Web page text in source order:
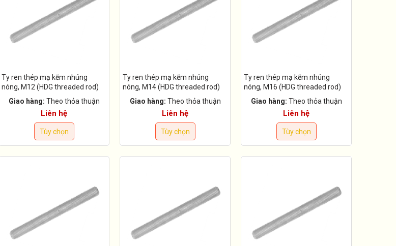
Ty ren thép mạ kẽm nhúng
nóng, M12 (HDG threaded rod)
Giao hàng: Theo thỏa thuận
Liên hệ
Tùy chọn
Ty ren thép mạ kẽm nhúng
nóng, M14 (HDG threaded rod)
Giao hàng: Theo thỏa thuận
Liên hệ
Tùy chọn
Ty ren thép mạ kẽm nhúng
nóng, M16 (HDG threaded rod)
Giao hàng: Theo thỏa thuận
Liên hệ
Tùy chọn